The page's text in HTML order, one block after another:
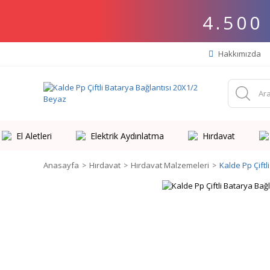
4.500
Hakkımızda
El Aletleri Elektrik Aydınlatma Hırdavat
Anasayfa Hırdavat Hırdavat Malzemeleri Kalde Pp